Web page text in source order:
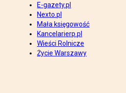
E-gazety.pl
Nexto.pl
Mała księgowość
Kancelarierp.pl
Wieści Rolnicze
Życie Warszawy